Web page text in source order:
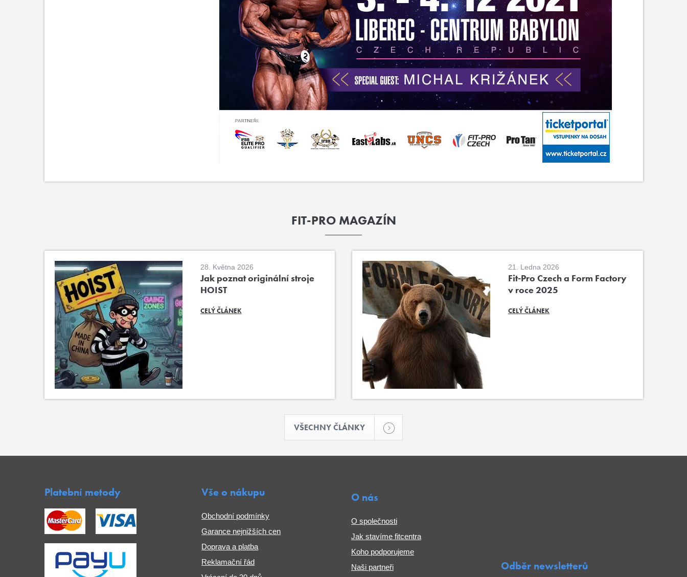
FIT-PRO MAGAZÍN
28. Května 2026
Jak poznat originální stroje
HOIST
CELÝ ČLÁNEK
21. Ledna 2026
Fit-Pro Czech a Form Factory
v roce 2025
CELÝ ČLÁNEK
VŠECHNY ČLÁNKY
Platební metody Vše o nákupu
Obchodní podmínky
Garance nejnižších cen
Doprava a platba
Reklamační řád
O nás
O společnosti
Jak stavíme fitcentra
Koho podporujeme
Naši partneři
Odběr newsletterů